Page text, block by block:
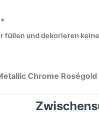
*
füllen und dekorieren
Chrome